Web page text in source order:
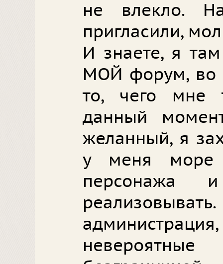
не влекло.
пригласили,
И знаете, я
МОЙ форум, во
то, чего мне
данный
желанный, я
у меня море